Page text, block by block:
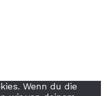
Wenn du die